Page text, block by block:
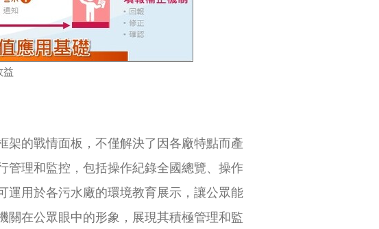
益
架的戰情面板，不僅解決了因各廠特點而產
管理和監控，包括操作紀錄全國總覽、操作
運用於各污水廠的環境教育展示，讓公眾能
關在公眾眼中的形象，展現其積極管理和監